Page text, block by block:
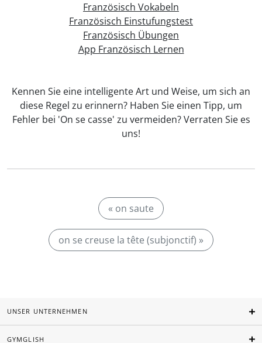
Französisch Vokabeln
Französisch Einstufungstest
Französisch Übungen
App Französisch Lernen
Kennen Sie eine intelligente Art und Weise, um sich an
diese Regel zu erinnern? Haben Sie einen Tipp, um
Fehler bei 'On se casse' zu vermeiden? Verraten Sie es
uns!
« on saute
on se creuse la tête (subjonctif) »
UNSER UNTERNEHMEN
GYMGLISH